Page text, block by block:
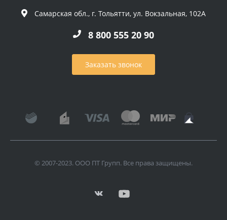
Самарская обл., г. Тольятти, ул. Вокзальная, 102А
8 800 555 20 90
Заказать звонок
© 2007-2023. ООО ПТ Групп. Все права защищены.